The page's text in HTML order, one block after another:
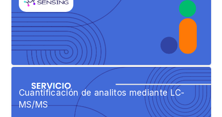
Cuantificación de analitos mediante LC-
MS/MS